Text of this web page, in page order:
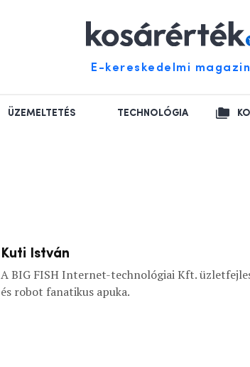
E-kereskedelmi magazin
ÜZEMELTETÉS TECHNOLÓGIA
Kuti István
A BIG FISH Internet-technológiai Kft.
és robot fanatikus apuka.